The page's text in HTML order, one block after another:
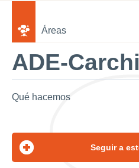
Áreas
ADE-Carchi
Qué hacemos